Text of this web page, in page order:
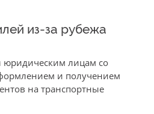
из-за рубежа
лицам со
и получением
на транспортные